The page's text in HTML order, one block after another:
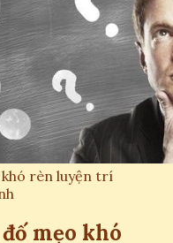
rèn luyện trí
mẹo khó